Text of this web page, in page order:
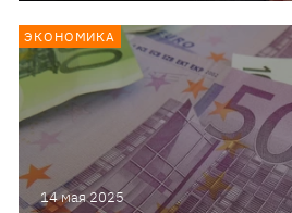
14 мая 2025
ЭКОНОМИКА